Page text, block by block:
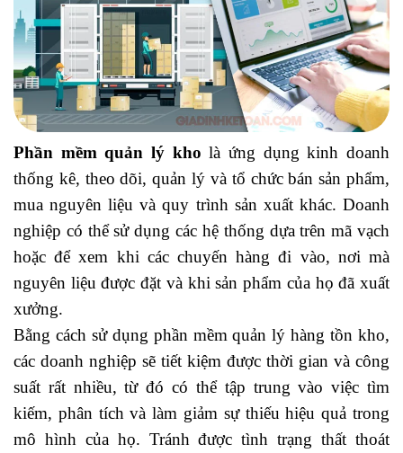
Phần mềm quản lý kho là ứng dụng kinh doanh
thống kê, theo dõi, quản lý và tổ chức bán sản phẩm,
mua nguyên liệu và quy trình sản xuất khác. Doanh
nghiệp có thể sử dụng các hệ thống dựa trên mã vạch
hoặc để xem khi các chuyến hàng đi vào, nơi mà
nguyên liệu được đặt và khi sản phẩm của họ đã xuất
xưởng.
Bằng cách sử dụng phần mềm quản lý hàng tồn kho,
các doanh nghiệp sẽ tiết kiệm được thời gian và công
suất rất nhiều, từ đó có thể tập trung vào việc tìm
kiếm, phân tích và làm giảm sự thiếu hiệu quả trong
mô hình của họ. Tránh được tình trạng thất thoát